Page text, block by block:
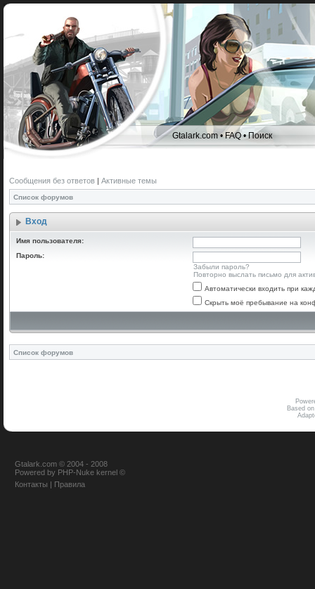
Gtalark.com •FAQ•Поиск
Сообщения без ответов | Активные темы
Список форумов
Вход
Имя пользователя:
Пароль:
Забыли пароль?
Повторно выслать письмо для
Автоматически входить при
Скрыть моё пребывание на
Список форумов
Based
Gtalark.com © 2004 - 2008
Powered by PHP-Nuke kernel ©
Контакты | Правила